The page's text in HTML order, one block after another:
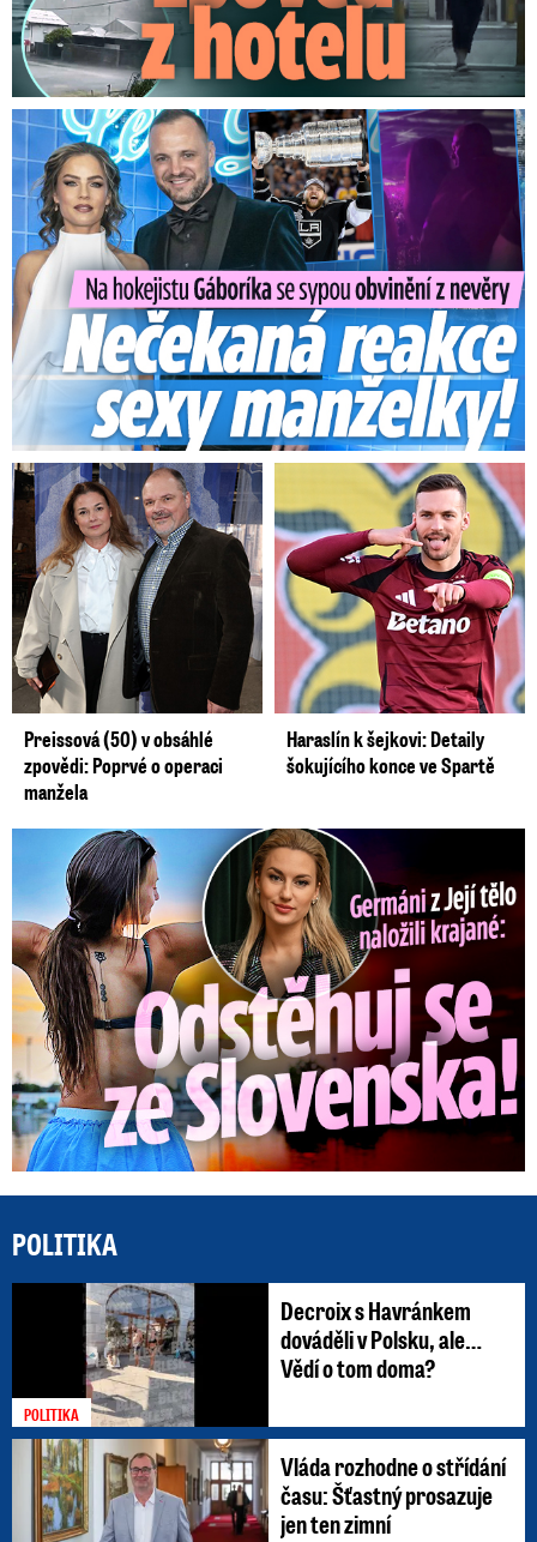
Na Gáboríka se sypou obvinění z nevěry: Reakce manželky!
Preissová (50) v obsáhlé
zpovědi: Poprvé o operaci
manžela
Haraslín k šejkovi: Detaily
šokujícího konce ve Spartě
Germáni z Jejího těla: Odstěhuj se, vzkázali jí krajané
POLITIKA
POLITIKA
Decroix s Havránkem
dováděli v Polsku, ale…
Vědí o tom doma?
Vláda rozhodne o střídání
času: Šťastný prosazuje
jen ten zimní